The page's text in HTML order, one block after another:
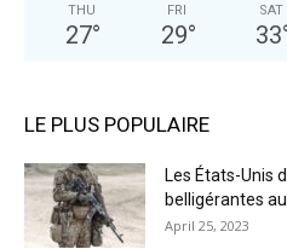
THU
27°
FRI
29°
SAT
33
LE PLUS POPULAIRE
Les États-Unis
belligérantes
April 25, 2023